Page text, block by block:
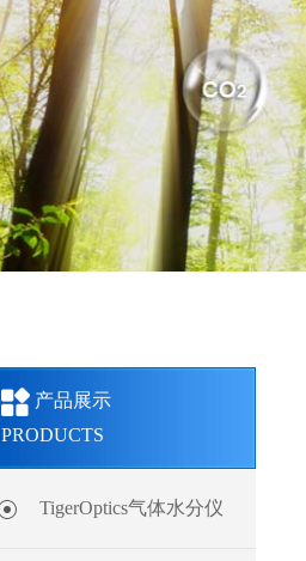
产品展示
PRODUCTS
TigerOptics气体水分仪